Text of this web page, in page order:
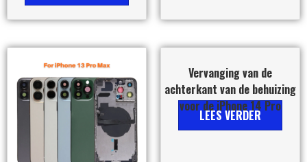
Vervanging van de
achterkant van de behuizing
voor de iPhone 14 Pro
LEES VERDER